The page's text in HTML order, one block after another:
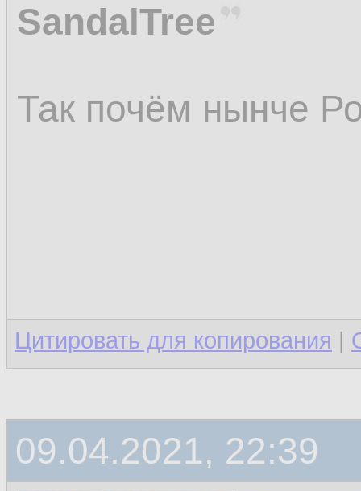
SandalTree
Так почём нынче
Цитировать для копирования |
09.04.2021, 22:39